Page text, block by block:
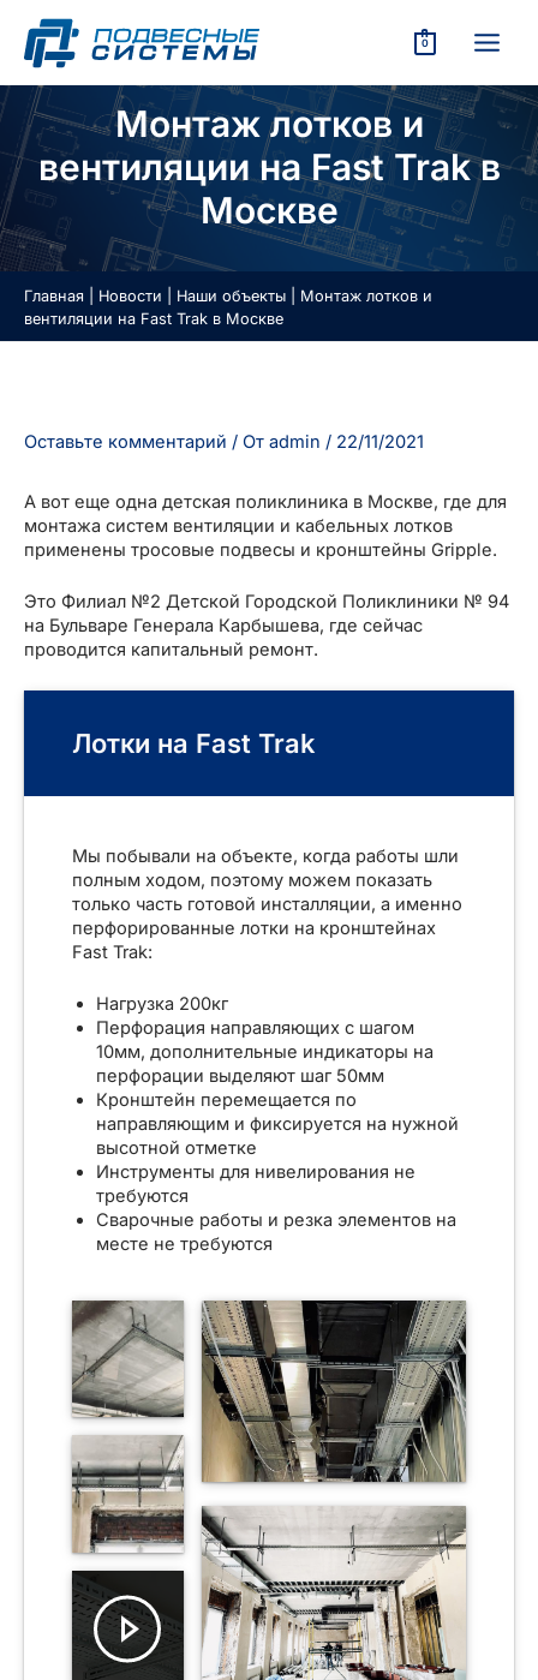
содержимому
0
Монтаж лотков и
вентиляции на Fast Trak в
Москве
Главная Новости Наши объекты
Монтаж лотков и
вентиляции на Fast Trak в Москве
Оставьте комментарий / От admin / 22/11/2021
А вот еще одна детская поликлиника в Москве, где для
монтажа систем вентиляции и кабельных лотков
применены тросовые подвесы и кронштейны Gripple.
Это Филиал №2 Детской Городской Поликлиники № 94
на Бульваре Генерала Карбышева, где сейчас
проводится капитальный ремонт.
Лотки на Fast Trak
Мы побывали на объекте, когда работы шли
полным ходом, поэтому можем показать
только часть готовой инсталляции, а именно
перфорированные лотки на кронштейнах
Fast Trak:
Нагрузка 200кг
Перфорация направляющих с шагом
10мм, дополнительные индикаторы на
перфорации выделяют шаг 50мм
Кронштейн перемещается по
направляющим и фиксируется на нужной
высотной отметке
Инструменты для нивелирования не
требуются
Сварочные работы и резка элементов на
месте не требуются